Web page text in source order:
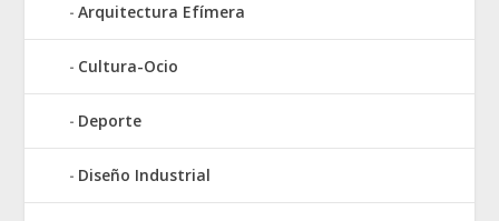
Arquitectura Efímera
Cultura-Ocio
Deporte
Diseño Industrial